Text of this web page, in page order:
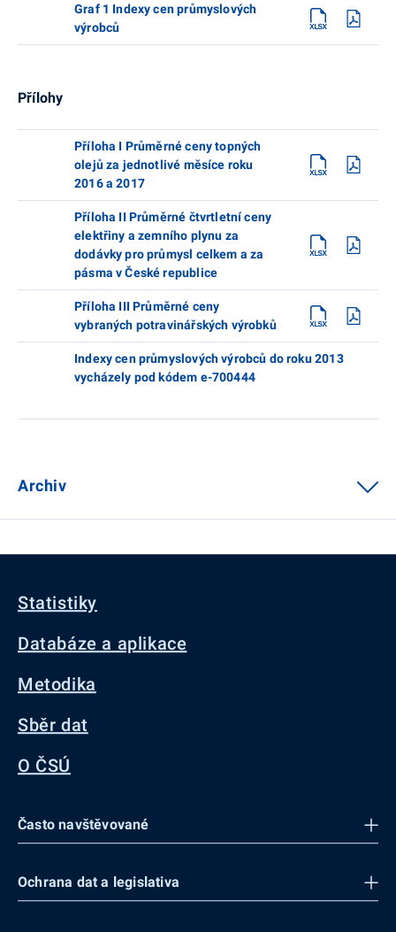
Graf 1 Indexy cen průmyslových
výrobců
Přílohy
Příloha I Průměrné ceny topných
olejů za jednotlivé měsíce roku
2016 a 2017
Příloha II Průměrné čtvrtletní ceny
elektřiny a zemního plynu za
dodávky pro průmysl celkem a za
pásma v České republice
Příloha III Průměrné ceny
vybraných potravinářských výrobků
Indexy cen průmyslových výrobců do roku 2013
vycházely pod kódem e-700444
Archiv
Statistiky
Databáze a aplikace
Metodika
Sběr dat
O ČSÚ
Často navštěvované
Ochrana dat a legislativa